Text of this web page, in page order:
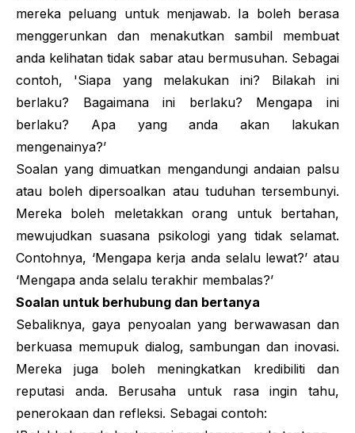
mereka peluang untuk menjawab. Ia boleh berasa
menggerunkan dan menakutkan sambil membuat
anda kelihatan tidak sabar atau bermusuhan. Sebagai
contoh, 'Siapa yang melakukan ini? Bilakah ini
berlaku? Bagaimana ini berlaku? Mengapa ini
berlaku? Apa yang anda akan lakukan
mengenainya?’
Soalan yang dimuatkan mengandungi andaian palsu
atau boleh dipersoalkan atau tuduhan tersembunyi.
Mereka boleh meletakkan orang untuk bertahan,
mewujudkan suasana psikologi yang tidak selamat.
Contohnya, ‘Mengapa kerja anda selalu lewat?’ atau
‘Mengapa anda selalu terakhir membalas?’
Soalan untuk berhubung dan bertanya
Sebaliknya, gaya penyoalan yang berwawasan dan
berkuasa memupuk dialog, sambungan dan inovasi.
Mereka juga boleh meningkatkan kredibiliti dan
reputasi anda. Berusaha untuk rasa ingin tahu,
penerokaan dan refleksi. Sebagai contoh: